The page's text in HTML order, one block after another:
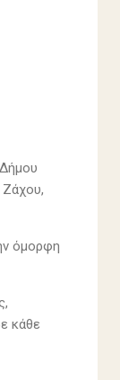
Ζάχου,
όμορφη
κάθε